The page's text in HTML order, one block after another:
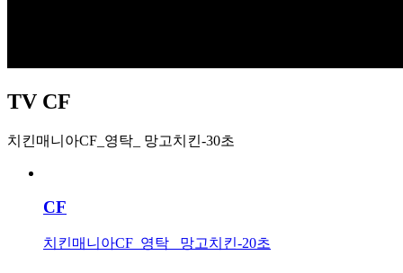
TV CF
치킨매니아CF_영탁_ 망고치킨-30초
CF
치킨매니아CF_영탁_ 망고치킨-20초